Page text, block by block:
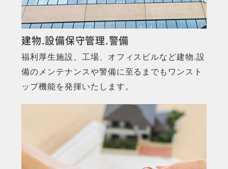
建物.設備保守管理.警備
福利厚生施設、工場、オフィスビルなど建物.設
備のメンテナンスや警備に至るまでもワンスト
ップ機能を発揮いたします。